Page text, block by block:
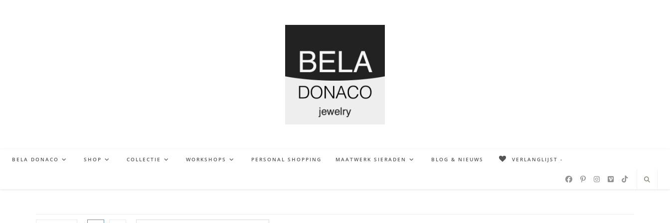
BELA DONACO SHOP COLLECTIE WORKSHOPS PERSONAL SHOPPING MAATWERK SIERADEN BLOG & NIEUWS VERLANGLIJST -